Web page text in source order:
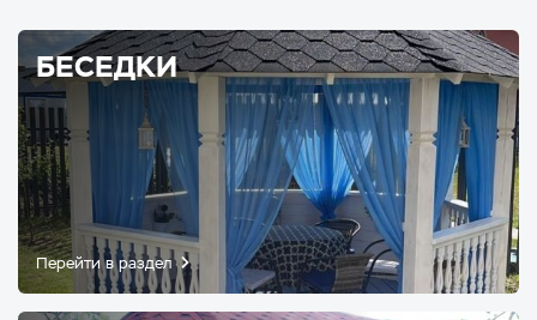
БЕСЕДКИ
Перейти в раздел